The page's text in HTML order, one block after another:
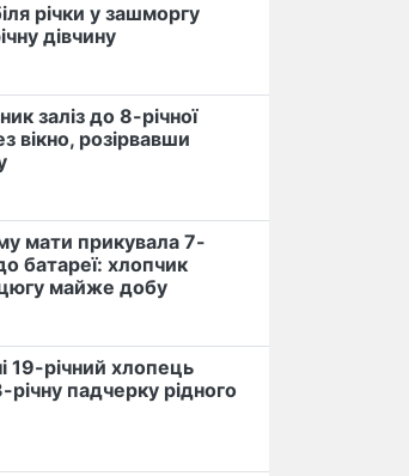
річки у зашморгу
дівчину
заліз до 8-річної
вікно, розірвавши
мати прикувала 7-
батареї: хлопчик
майже добу
19-річний хлопець​
річну падчерку рідного